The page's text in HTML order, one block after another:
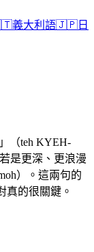
義大利語🇯🇵 日
（teh KYEH-
是更深、更浪漫
）。這兩句的
真的很關鍵。